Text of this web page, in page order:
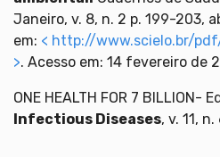
Janeiro, v. 8, n. 2 p. 199-203,
em: < http://www.scielo.br/
>. Acesso em: 14 fevereiro de
ONE HEALTH FOR 7 BILLION-
Infectious Diseases, v. 11,